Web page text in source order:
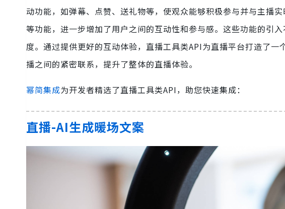
动功能，如弹幕、点赞、送礼物等，使观众能够积极参与并与主播
等功能，进一步增加了用户之间的互动性和参与感。这些功能的引
度。通过提供更好的互动体验，直播工具类API为直播平台打造了
播之间的紧密联系，提升了整体的直播体验。
幂简集成为开发者精选了直播工具类API，助您快速集成：
直播-AI生成暖场文案